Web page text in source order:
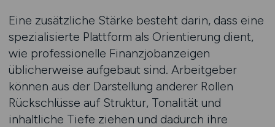
Eine zusätzliche Stärke besteht darin, dass eine
spezialisierte Plattform als Orientierung dient,
wie professionelle Finanzjobanzeigen
üblicherweise aufgebaut sind. Arbeitgeber
können aus der Darstellung anderer Rollen
Rückschlüsse auf Struktur, Tonalität und
inhaltliche Tiefe ziehen und dadurch ihre